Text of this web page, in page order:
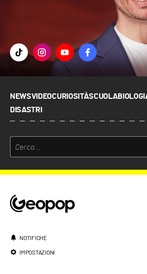
NEWSVIDEOCURIOSITÀSCUOLA
DISASTRI
NOTIFICHE
IMPOSTAZIONI